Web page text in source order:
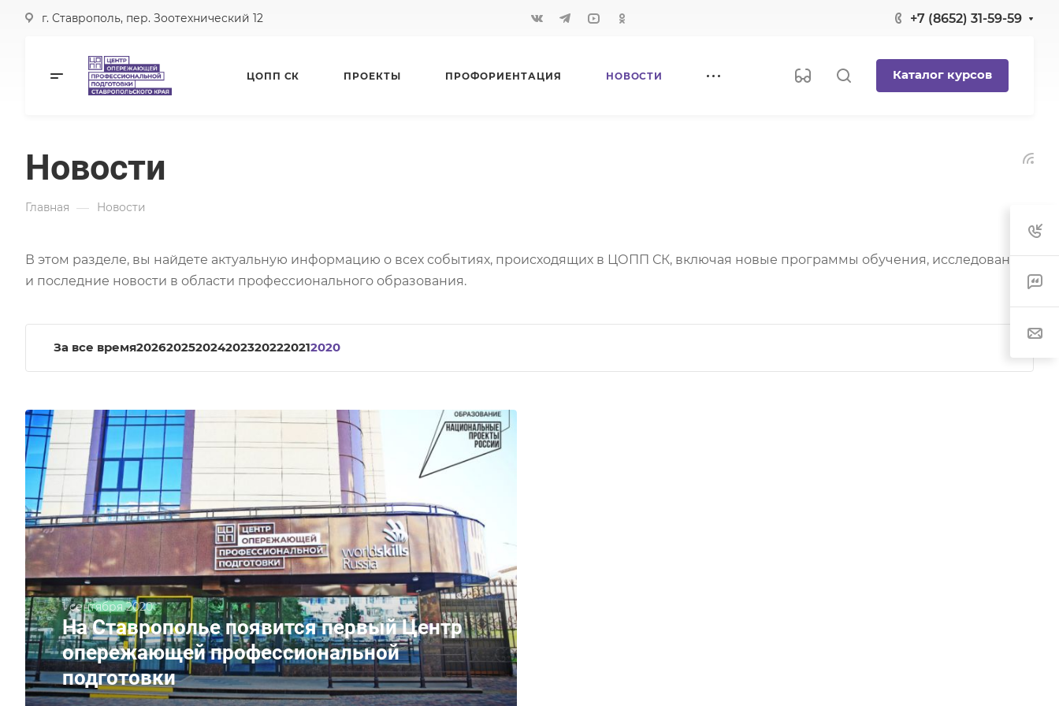
г. Ставрополь, пер. Зоотехнический 12 +7 (8652) 31-59-59
ЦОПП СК ПРОЕКТЫ ПРОФОРИЕНТАЦИЯ НОВОСТИ Каталог курсов
Новости
Главная — Новости
В этом разделе, вы найдете актуальную информацию о всех событиях, происходящих в ЦОПП СК, включая новые программы обучения, исследования
и последние новости в области профессионального образования.
За все время2026202520242023202220212020
На Ставрополье появится первый Центр
опережающей профессиональной
подготовки
1 сентября 2020